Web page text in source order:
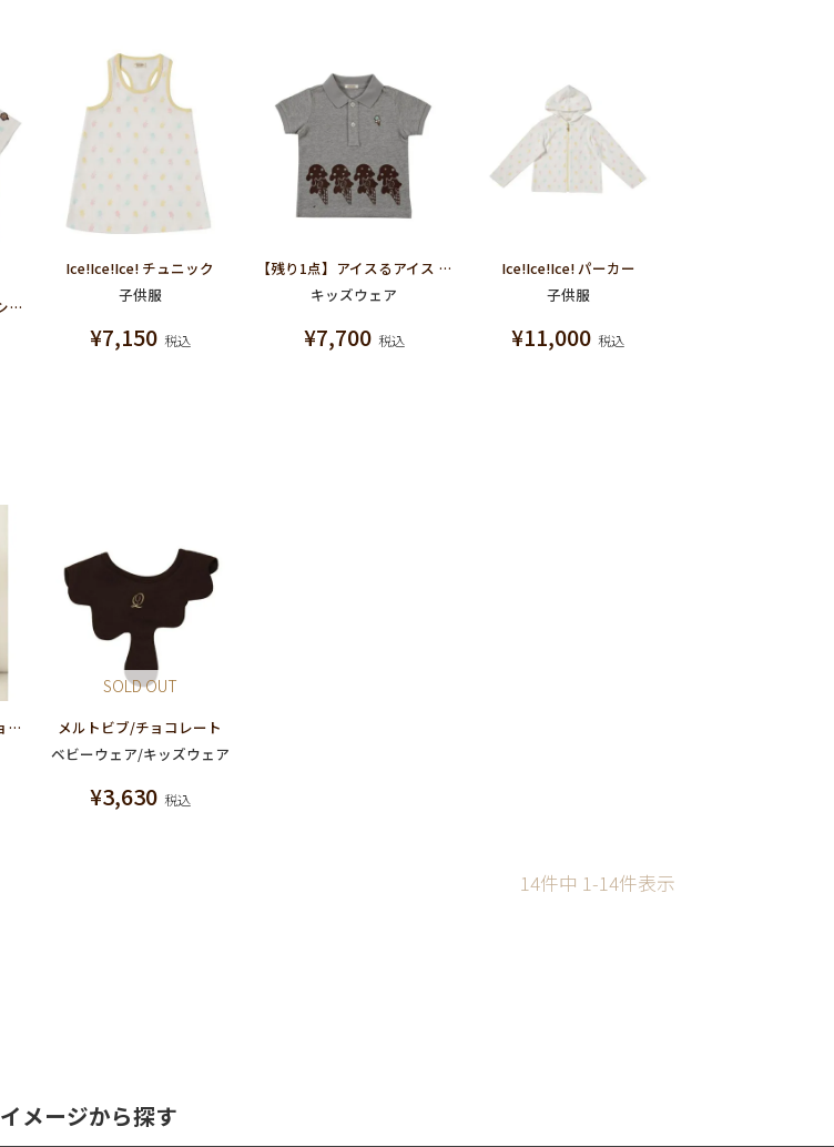
【残り1点】Ice!Ice!Ice! Tシャツ
Ice!Ice!Ice! チュニック
子供服
¥7,150 税込
【残り1点】アイスるアイス baby ポロシャツ(グレー)
キッズウェア
¥7,700 税込
Ice!Ice!Ice! パーカー
子供服
¥11,000 税込
【残り1点】メルティーチョコレートドレスセット
SOLD OUT
メルトビブ/チョコレート
ベビーウェア/キッズウェア
¥3,630 税込
14件中 1-14件表示
イメージから探す